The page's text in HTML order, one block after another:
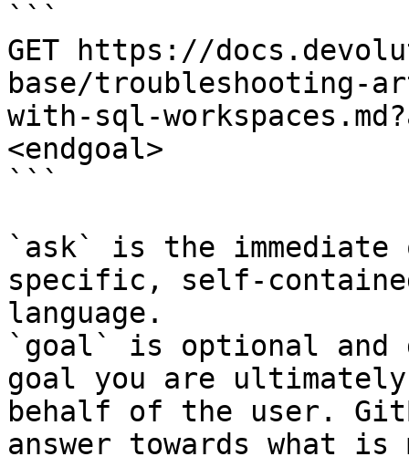
```
GET https://
base/troubleshooting-
with-sql-
<endgoal>
```
`ask` is the
specific, self-
language.
`goal` is optional and
goal you are
behalf of the user.
answer towards what